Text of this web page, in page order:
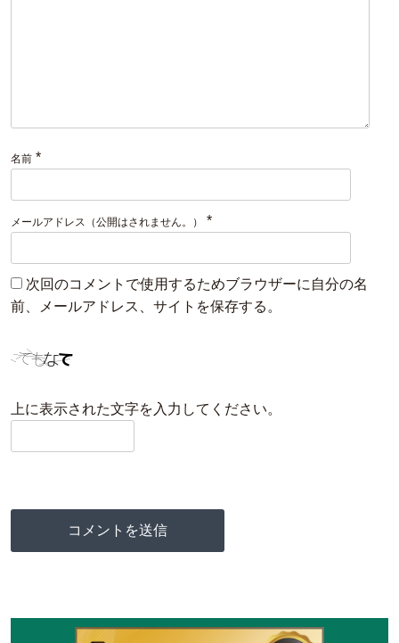
名前 *
メールアドレス（公開はされません。） *
次回のコメントで使用するためブラウザーに自分の名
前、メールアドレス、サイトを保存する。
上に表示された文字を入力してください。